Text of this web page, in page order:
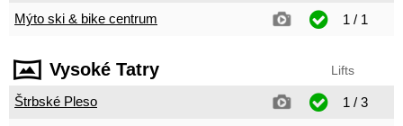
Mýto ski & bike centrum
1 / 1
Vysoké Tatry Lifts
Štrbské Pleso 1 / 3